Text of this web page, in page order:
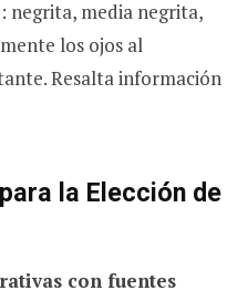
negrita, media negrita,
los ojos al
Resalta información
la Elección de
con fuentes